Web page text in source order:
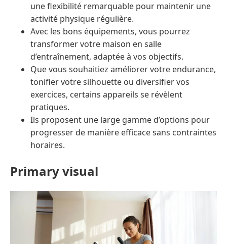
une flexibilité remarquable pour maintenir une
activité physique régulière.
Avec les bons équipements, vous pourrez
transformer votre maison en salle
d’entraînement, adaptée à vos objectifs.
Que vous souhaitiez améliorer votre endurance,
tonifier votre silhouette ou diversifier vos
exercices, certains appareils se révèlent
pratiques.
Ils proposent une large gamme d’options pour
progresser de manière efficace sans contraintes
horaires.
Primary visual